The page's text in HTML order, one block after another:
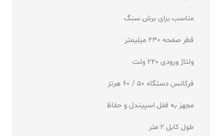
مناسب برای برش سنگ
قطر صفحه 230 میلیمتر
ولتاژ ورودی 220 ولت
فرکانس دستگاه 50 / 60 هرتز
مجهز به قفل اسپیندل و حفاظ
طول کابل 2 متر